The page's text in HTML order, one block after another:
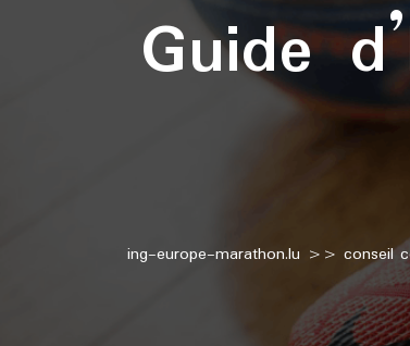
Guide
ing-europe-marathon.lu >> conseil